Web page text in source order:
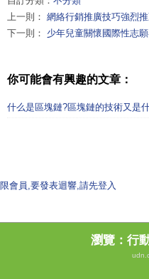
上一則： 網絡行銷推廣技巧強烈
下一則： 少年兒童關懷國際性志
你可能會有興趣的文章：
什么是區塊鏈?區塊鏈的技術又是
限會員,要發表迴響,請先登入
瀏覽： 行